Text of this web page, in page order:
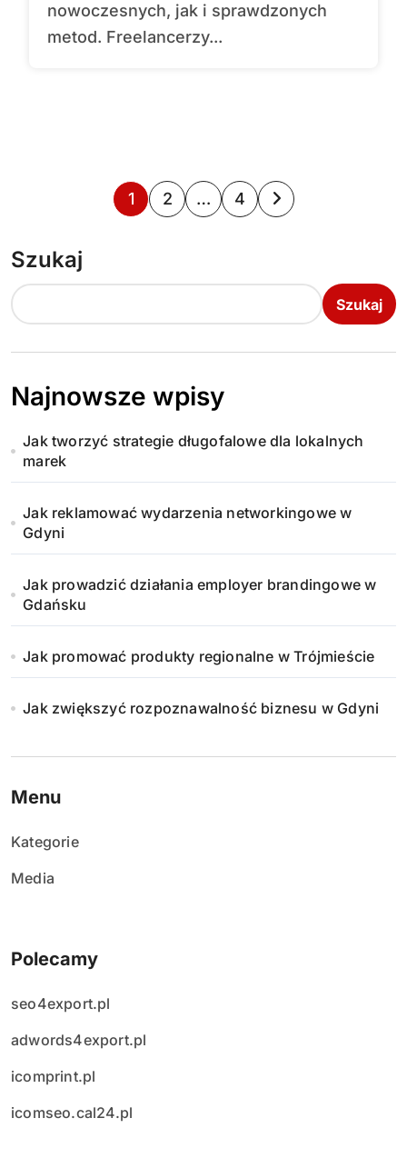
nowoczesnych, jak i sprawdzonych
metod. Freelancerzy...
S
n
i
o
w
n
e
w
p
i
1 2 … 4
Szukaj
Szukaj
Najnowsze wpisy
Jak tworzyć strategie długofalowe dla lokalnych
marek
Jak reklamować wydarzenia networkingowe w
Gdyni
Jak prowadzić działania employer brandingowe w
Gdańsku
Jak promować produkty regionalne w Trójmieście
Jak zwiększyć rozpoznawalność biznesu w Gdyni
Menu
Kategorie
Media
Polecamy
seo4export.pl
adwords4export.pl
icomprint.pl
icomseo.cal24.pl